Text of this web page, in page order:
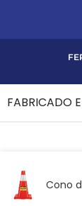
Cono
FABRICADO